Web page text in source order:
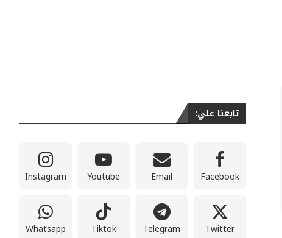
تابعنا علي:
Facebook
Email
Youtube
Instagram
Twitter
Telegram
Tiktok
Whatsapp